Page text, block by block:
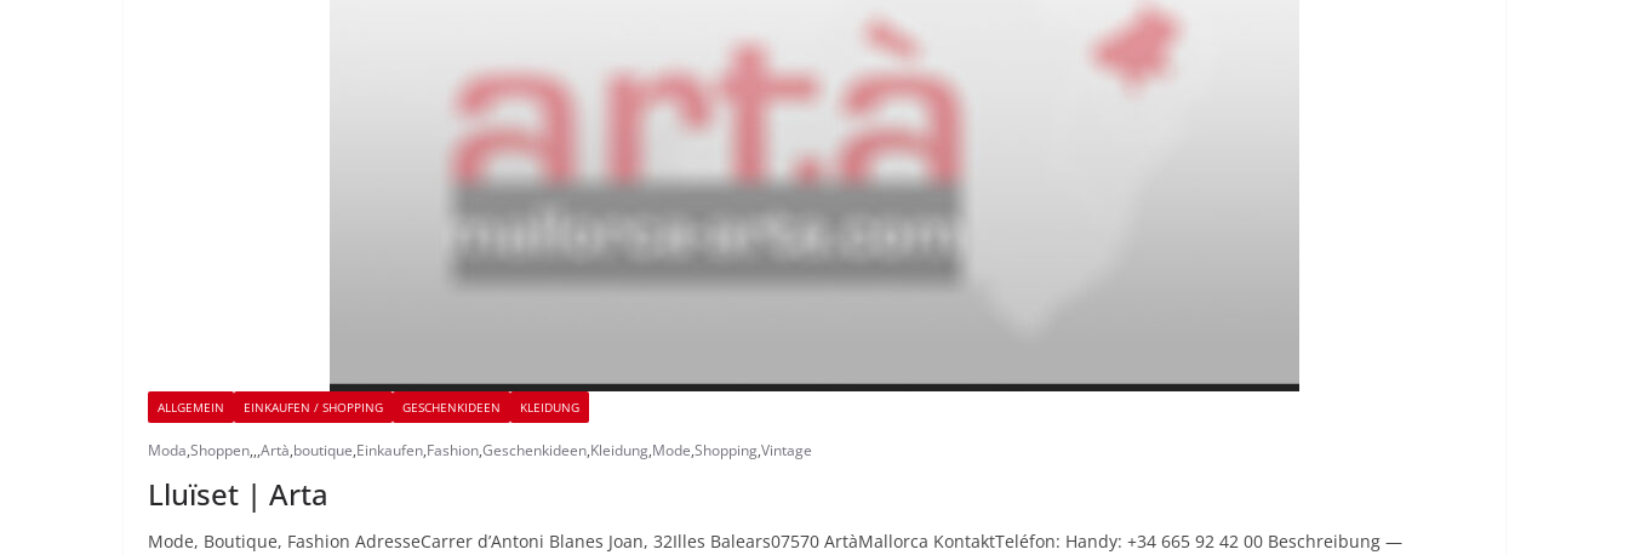
ALLGEMEIN EINKAUFEN / SHOPPING GESCHENKIDEEN KLEIDUNG
Moda,Shoppen,,,Artà,boutique,Einkaufen,Fashion,Geschenkideen,Kleidung,Mode,Shopping,Vintage
Lluïset | Arta
Mode, Boutique, Fashion AdresseCarrer d’Antoni Blanes Joan, 32Illes Balears07570 ArtàMallorca KontaktTeléfon: Handy: +34 665 92 42 00 Beschreibung —